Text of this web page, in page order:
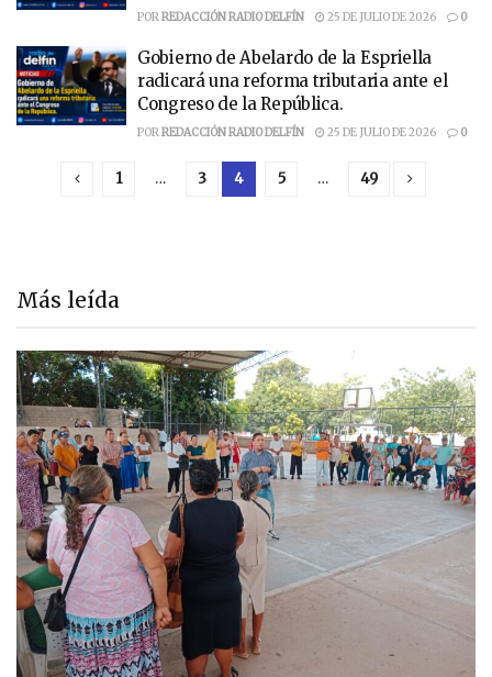
PORREDACCIÓN RADIO DELFÍN 25 DE JULIO DE 2026 0
Gobierno de Abelardo de la Espriella
radicará una reforma tributaria ante el
Congreso de la República.
PORREDACCIÓN RADIO DELFÍN 25 DE JULIO DE 2026 0
1 … 3 4 5 … 49
Más leída